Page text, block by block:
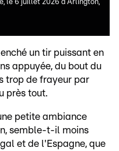
le 6 juillet 2026 à Arlington,
un tir puissant en
appuyée, du bout du
trop de frayeur par
près tout.
petite ambiance
semble-t-il moins
et de l'Espagne, que